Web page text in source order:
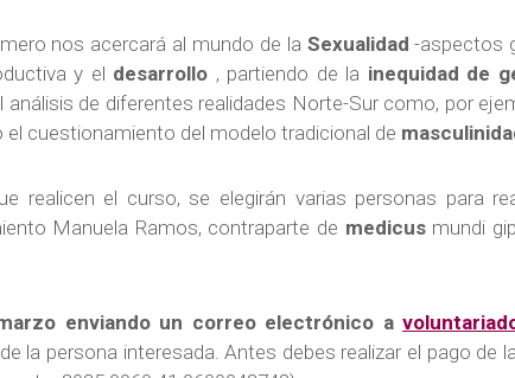
nos acercará al mundo de la Sexualidad -aspectos
y el desarrollo , partiendo de la inequidad de
de diferentes realidades Norte-Sur como, por
cuestionamiento del modelo tradicional de
realicen el curso, se elegirán varias personas para
Manuela Ramos, contraparte de medicusmundi
enviando un correo electrónico a
la persona interesada. Antes debes realizar el pago de